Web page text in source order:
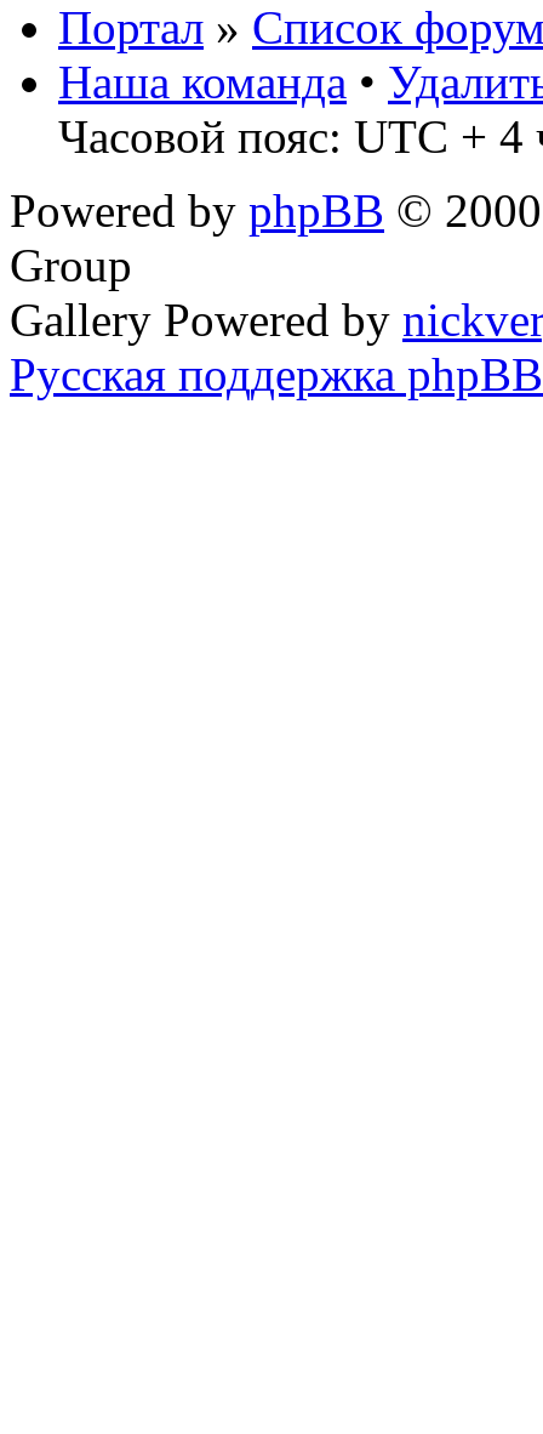
Портал » Список
Наша команда •
Часовой пояс: UTC + 4
Powered by phpBB ©
Group
Gallery Powered by
Русская поддержка phpBB